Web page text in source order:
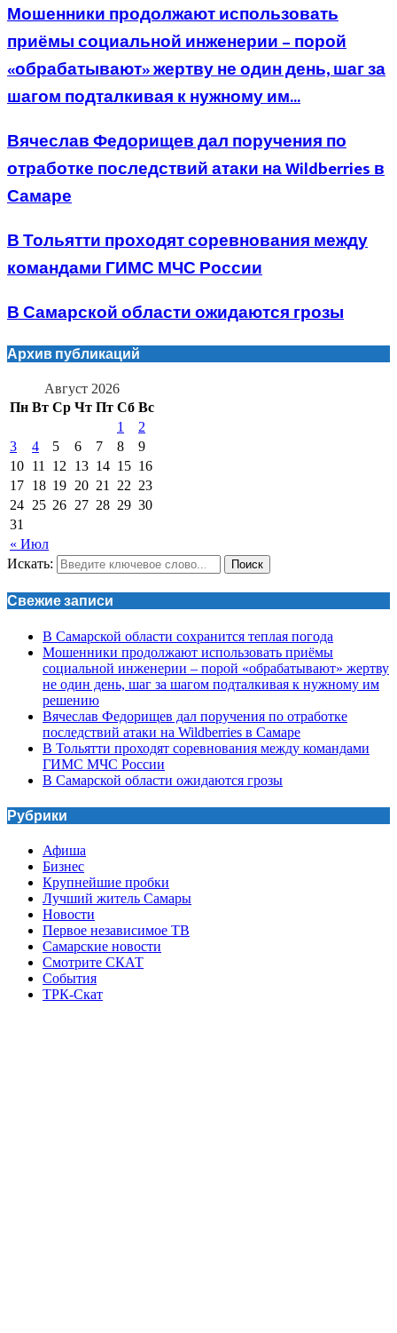
Мошенники продолжают использовать
приёмы социальной инженерии – порой
«обрабатывают» жертву не один день, шаг за
шагом подталкивая к нужному им...
Вячеслав Федорищев дал поручения по
отработке последствий атаки на Wildberries в
Самаре
В Тольятти проходят соревнования между
командами ГИМС МЧС России
В Самарской области ожидаются грозы
Архив публикаций
Август 2026
Пн Вт Ср Чт Пт Сб Вс
« Июл
1
2
3
4 5 6 7 8
9
10 11 12 13 14 15 16
17 18 19 20 21 22 23
24 25 26 27 28 29 30
31
Искать: Поиск
Свежие записи
В Самарской области сохранится теплая погода
Мошенники продолжают использовать приёмы
социальной инженерии – порой «обрабатывают» жертву
не один день, шаг за шагом подталкивая к нужному им
решению
Вячеслав Федорищев дал поручения по отработке
последствий атаки на Wildberries в Самаре
В Тольятти проходят соревнования между командами
ГИМС МЧС России
В Самарской области ожидаются грозы
Рубрики
Афиша
Бизнес
Крупнейшие пробки
Лучший житель Самары
Новости
Первое независимое ТВ
Самарские новости
Смотрите СКАТ
События
ТРК-Скат